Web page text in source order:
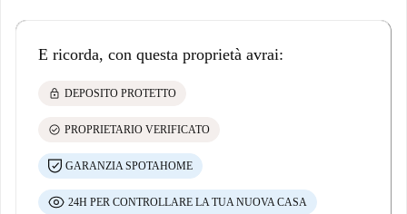
E ricorda, con questa proprietà avrai:
lock DEPOSITO PROTETTO
check_circle PROPRIETARIO VERIFICATO
GARANZIA SPOTAHOME
24H PER CONTROLLARE LA TUA NUOVA CASA